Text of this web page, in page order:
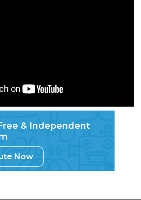
& Independent
Now